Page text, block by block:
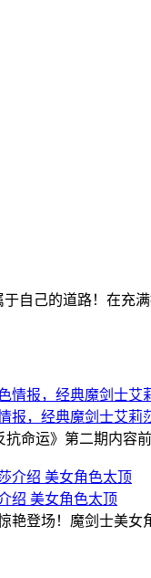
自己的道路！在充
报，经典魔剑士艾莉
命运》第二期内容
绍 美女角色太顶
艳登场！魔剑士美